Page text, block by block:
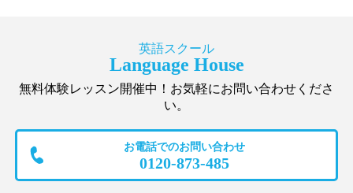
英語スクール
Language House
無料体験レッスン開催中！お気軽にお問い合わせくださ
い。
お電話でのお問い合わせ
0120-873-485